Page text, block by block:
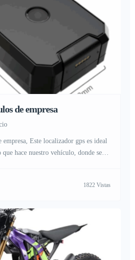
de empresa
empresa, Este localizador gps es ideal
hace nuestro vehículo, donde se
gps, dispone de una batería para uso
hasta 7 días (100 horas), y en modo
1822 Vistas